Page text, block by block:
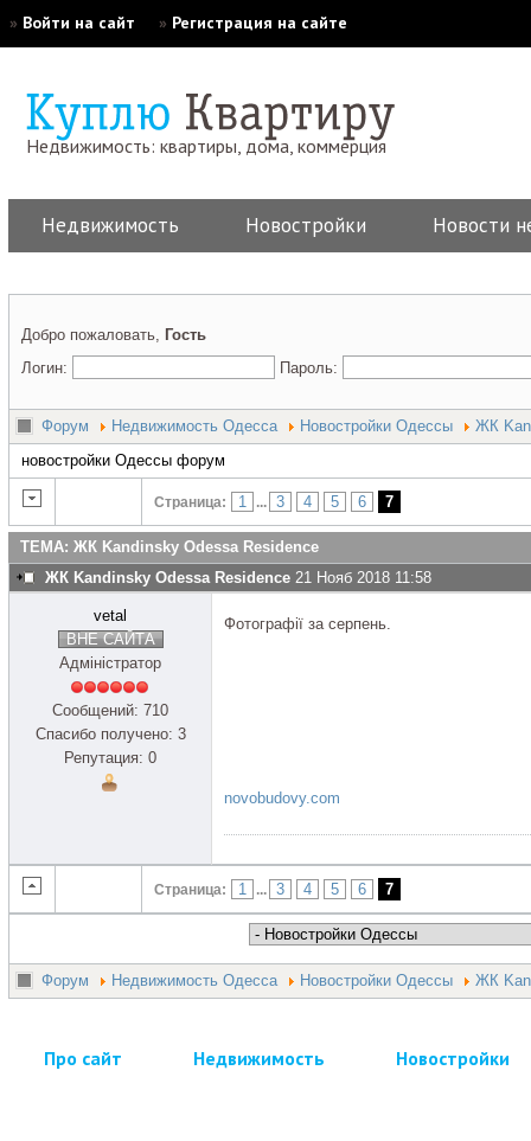
» Войти на сайт » Регистрация на сайте
Недвижимость: квартиры, дома, коммерция
Недвижимость Новостройки Новости
Добро пожаловать, Гость
Логин:
Пароль:
Форум Недвижимость Одесса Новостройки Одессы
ЖК
новостройки Одессы форум
Страница: 1 ... 3 4 5 6 7
ТЕМА: ЖК Kandinsky Odessa Residence
ЖК Kandinsky Odessa Residence 21 Нояб 2018 11:58
vetal
ВНЕ САЙТА
Адміністратор
Сообщений: 710
Спасибо получено: 3
Репутация: 0
Фотографії за серпень.
novobudovy.com
Страница: 1 ... 3 4 5 6 7
Форум Недвижимость Одесса Новостройки Одессы ЖК
Про сайт Недвижимость Новостройки